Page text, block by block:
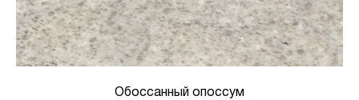
Обоссанный опоссум